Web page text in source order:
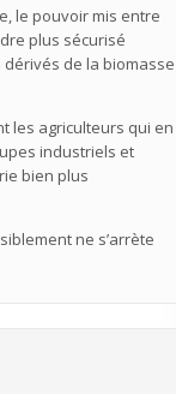
le pouvoir mis entre
plus sécurisé
de la biomasse
les agriculteurs qui en
industriels et
bien plus
ne s’arrète